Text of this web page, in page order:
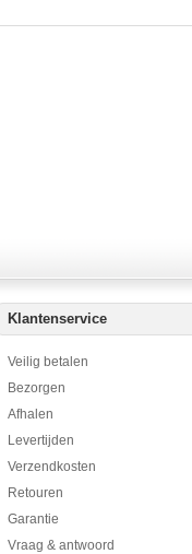
Klantenservice
Veilig betalen
Bezorgen
Afhalen
Levertijden
Verzendkosten
Retouren
Garantie
Vraag & antwoord